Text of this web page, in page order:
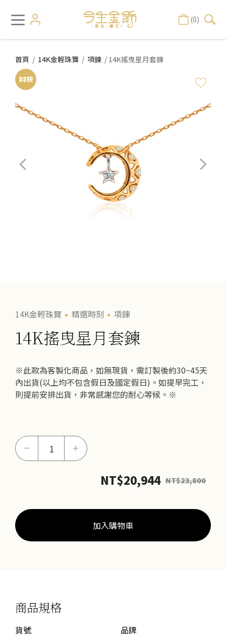
(0)
首頁 / 14K金輕珠寶 / 項鍊 / 14K搖曳星月套鍊
88折
14K金輕珠寶 精選時刻 項鍊
14K搖曳星月套鍊
※此款為客製化商品，如無現貨，需訂製後約30~45天
內出貨(以上均不包含假日及國定假日)。如提早完工，
則提前安排出貨，非常感謝您的耐心等候。※
－
套
＋
NT$20,944 NT$23,800
加入購物車
商品規格
貨號
品牌